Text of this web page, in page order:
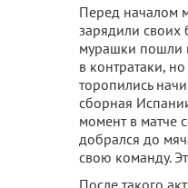
Перед началом
зарядили своих
мурашки пошли
в контратаки,
торопились
сборная
момент в матче
добрался до
свою команду.
После такого